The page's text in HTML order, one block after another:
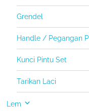
Grendel
Handle / Pegangan
Kunci Pintu Set
Tarikan Laci
Lem